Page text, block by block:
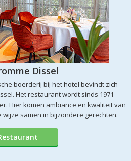
Dissel
boerderij bij het hotel bevindt zich
Het restaurant wordt sinds 1971
Hier komen ambiance en kwaliteit van
samen in bijzondere gerechten.